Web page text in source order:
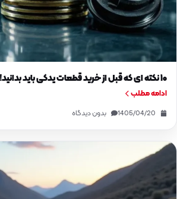
۱۰ نکته‌ ای که قبل از خرید قطعات یدکی باید بدانید!
ادامه مطلب
1405/04/20 بدون دیدگاه